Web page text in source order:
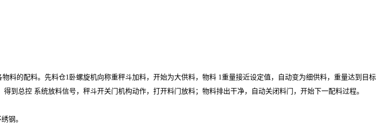
料的配料。先料仓1卧螺旋机向称重秤斗加料，开始为大供料，物料 1重量接近设定值，自动变为细供料，重量达到目标
到总控 系统放料信号，秤斗开关门机构动作，打开料门放料；物料排出干净，自动关闭料门，开始下一配料过程。
钢。